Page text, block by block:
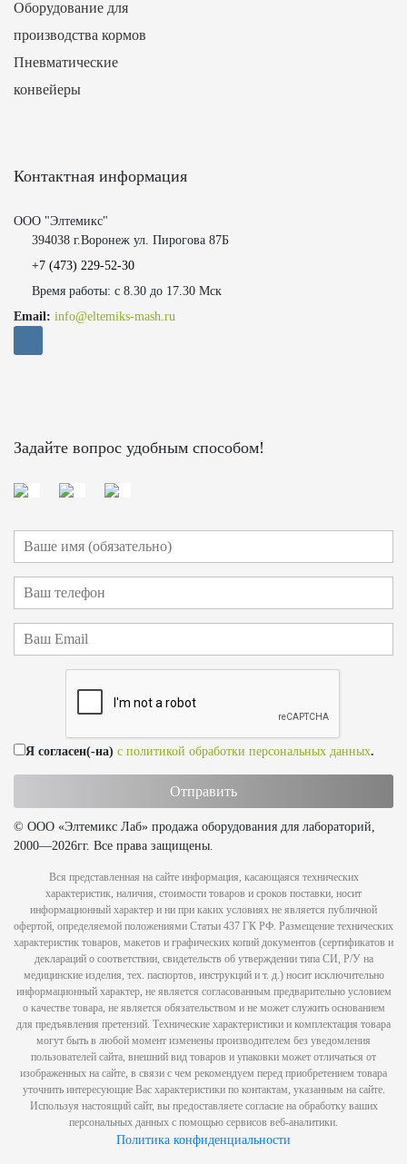
Оборудование для
производства кормов
Пневматические
конвейеры
Контактная информация
ООО "Элтемикс"
394038 г.Воронеж ул. Пирогова 87Б
+7 (473) 229-52-30
Время работы: с 8.30 до 17.30 Мск
Email: info@eltemiks-mash.ru
Задайте вопрос удобным способом!
Я согласен(-на) с политикой обработки персональных данных.
© ООО «Элтемикс Лаб» продажа оборудования для лабораторий,
2000—2026гг. Все права защищены.
Вся представленная на сайте информация, касающаяся технических
характеристик, наличия, стоимости товаров и сроков поставки, носит
информационный характер и ни при каких условиях не является публичной
офертой, определяемой положениями Статьи 437 ГК РФ. Размещение технических
характеристик товаров, макетов и графических копий документов (сертификатов и
деклараций о соответствии, свидетельств об утверждении типа СИ, Р/У на
медицинские изделия, тех. паспортов, инструкций и т. д.) носит исключительно
информационный характер, не является согласованным предварительно условием
о качестве товара, не является обязательством и не может служить основанием
для предъявления претензий. Технические характеристики и комплектация товара
могут быть в любой момент изменены производителем без уведомления
пользователей сайта, внешний вид товаров и упаковки может отличаться от
изображенных на сайте, в связи с чем рекомендуем перед приобретением товара
уточнить интересующие Вас характеристики по контактам, указанным на сайте.
Используя настоящий сайт, вы предоставляете согласие на обработку ваших
персональных данных с помощью сервисов веб-аналитики.
Политика конфиденциальности